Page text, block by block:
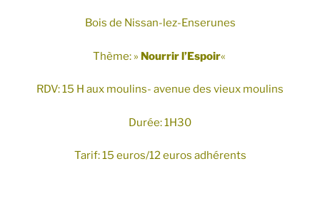
Bois de Nissan-lez-Enserunes
Thème: » Nourrir l’Espoir«
RDV: 15 H aux moulins- avenue des vieux moulins
Durée: 1H30
Tarif: 15 euros/12 euros adhérents